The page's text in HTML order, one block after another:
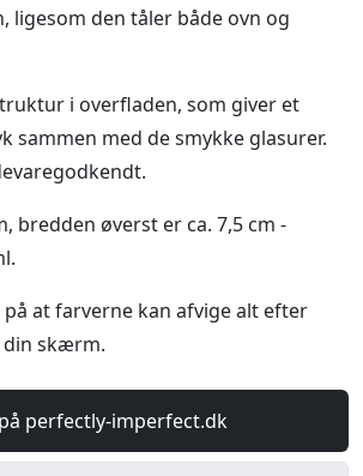
ligesom den tåler både ovn og
i overfladen, som giver et
sammen med de smykke glasurer.
bredden øverst er ca. 7,5 cm -
at farverne kan afvige alt efter
din skærm.
perfectly-imperfect.dk